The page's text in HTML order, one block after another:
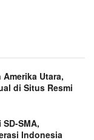
Utara,
di Situs Resmi
SMA,
Indonesia